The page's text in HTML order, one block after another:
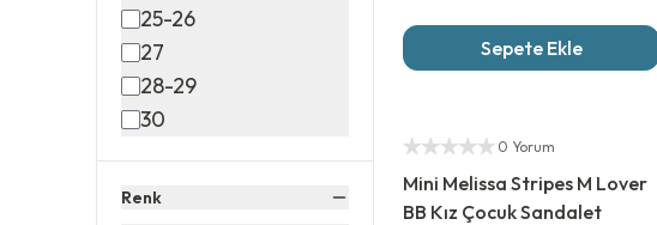
25-26
27
28-29
30
Renk
Sepete Ekle
Yetkili Satıcı
0 Yorum
Mini Melissa Stripes M Lover
BB Kız Çocuk Sandalet